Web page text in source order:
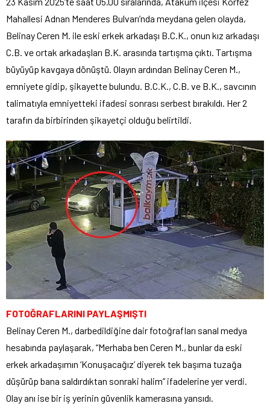
Mahallesi Adnan Menderes Bulvarı’nda meydana gelen olayda,
Belinay Ceren M. ile eski erkek arkadaşı B.C.K., onun kız arkadaşı
C.B. ve ortak arkadaşları B.K. arasında tartışma çıktı. Tartışma
büyüyüp kavgaya dönüştü. Olayın ardından Belinay Ceren M.,
emniyete gidip, şikayette bulundu. B.C.K., C.B. ve B.K., savcının
talimatıyla emniyetteki ifadesi sonrası serbest bırakıldı. Her 2
tarafın da birbirinden şikayetçi olduğu belirtildi.
FOTOĞRAFLARINI PAYLAŞMIŞTI
Belinay Ceren M., darbedildiğine dair fotoğrafları sanal medya
hesabında paylaşarak, “Merhaba ben Ceren M., bunlar da eski
erkek arkadaşımın ‘Konuşacağız’ diyerek tek başıma tuzağa
düşürüp bana saldırdıktan sonraki halim” ifadelerine yer verdi.
Olay anı ise bir iş yerinin güvenlik kamerasına yansıdı.